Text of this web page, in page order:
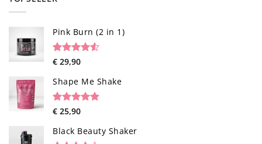
Pink Burn (2 in 1)
Rated4.52
based on
96
customer
ratings
€ 29,90
Shape Me Shake
Rated4.85
based on
40
€ 25,90
Black Beauty Shaker